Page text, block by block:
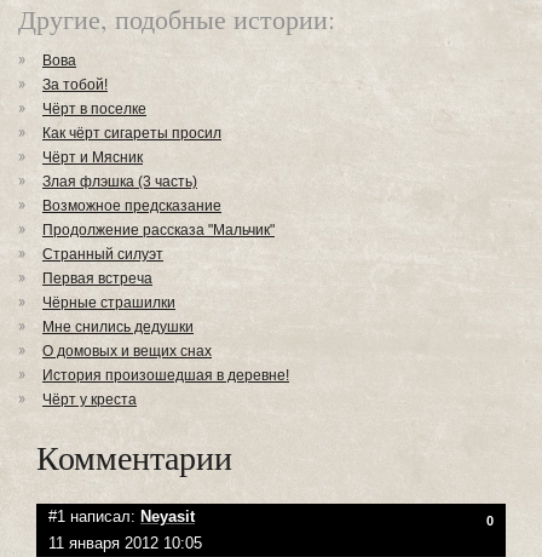
Другие, подобные истории:
Вова
За тобой!
Чёрт в поселке
Как чёрт сигареты просил
Чёрт и Мясник
Злая флэшка (3 часть)
Возможное предсказание
Продолжение рассказа "Мальчик"
Странный силуэт
Первая встреча
Чёрные страшилки
Мне снились дедушки
О домовых и вещих снах
История произошедшая в деревне!
Чёрт у креста
Комментарии
#1 написал: Neyasit 0
11 января 2012 10:05